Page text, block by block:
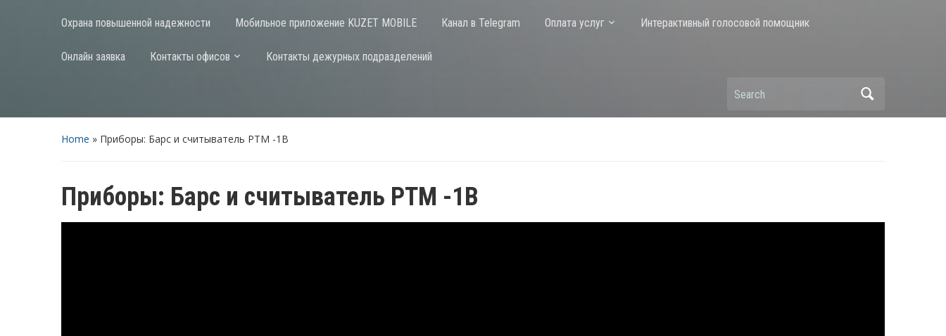
Охрана повышенной надежности Мобильное приложение KUZET MOBILE Канал в Telegram Оплата услуг Интерактивный голосовой помощник
Онлайн заявка Контакты офисов Контакты дежурных подразделений
Search
Home » Приборы: Барс и считыватель РТМ -1B
Приборы: Барс и считыватель РТМ -1B